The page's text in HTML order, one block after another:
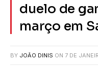
duelo de
março em
BY JOÃO DINIS ON 7 DE